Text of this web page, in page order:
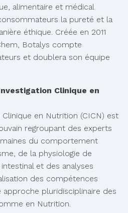
alimentaire et médical
la pureté et la
éthique. Créée en 2011
Botalys compte
et doublera son équipe
Clinique en
Clinique en Nutrition (CICN) est
regroupant des experts
du comportement
de la physiologie de
et des analyses
des compétences
pluridisciplinaire des
en Nutrition.